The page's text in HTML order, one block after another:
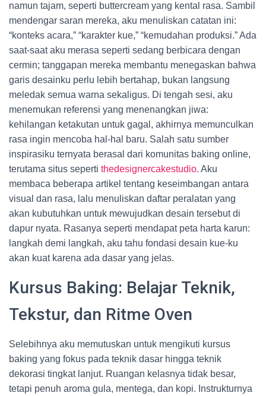
namun tajam, seperti buttercream yang kental rasa. Sambil
mendengar saran mereka, aku menuliskan catatan ini:
“konteks acara,” “karakter kue,” “kemudahan produksi.” Ada
saat-saat aku merasa seperti sedang berbicara dengan
cermin; tanggapan mereka membantu menegaskan bahwa
garis desainku perlu lebih bertahap, bukan langsung
meledak semua warna sekaligus. Di tengah sesi, aku
menemukan referensi yang menenangkan jiwa:
kehilangan ketakutan untuk gagal, akhirnya memunculkan
rasa ingin mencoba hal-hal baru. Salah satu sumber
inspirasiku ternyata berasal dari komunitas baking online,
terutama situs seperti thedesignercakestudio. Aku
membaca beberapa artikel tentang keseimbangan antara
visual dan rasa, lalu menuliskan daftar peralatan yang
akan kubutuhkan untuk mewujudkan desain tersebut di
dapur nyata. Rasanya seperti mendapat peta harta karun:
langkah demi langkah, aku tahu fondasi desain kue-ku
akan kuat karena ada dasar yang jelas.
Kursus Baking: Belajar Teknik,
Tekstur, dan Ritme Oven
Selebihnya aku memutuskan untuk mengikuti kursus
baking yang fokus pada teknik dasar hingga teknik
dekorasi tingkat lanjut. Ruangan kelasnya tidak besar,
tetapi penuh aroma gula, mentega, dan kopi. Instrukturnya